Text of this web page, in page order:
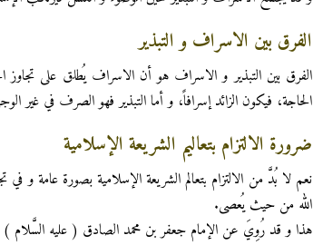
الفرق بين الاسراف و التبذير
الفرق بين التبذير و الاسراف هو أن الاسراف يُطلق على
الحاجة، فيكون الزائد إسرافاً، و أما التبذير فهو الصرف في غير
ضرورة الالتزام بتعاليم الشريعة الإسلامية
نعم لا بُدَّ من الالتزام بتعالم الشريعة الإسلامية بصورة عامة
الله من حيث يُعصى.
هذا و قد رُوِيَ عن الإمام جعفر بن محمد الصادق ( عليه السَّلام